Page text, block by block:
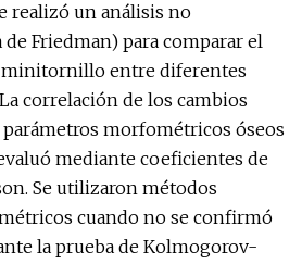
realizó un análisis no
Friedman) para comparar el
minitornillo entre diferentes
correlación de los cambios
morfométricos óseos
mediante coeficientes de
Se utilizaron métodos
cuando no se confirmó
la prueba de Kolmogorov-